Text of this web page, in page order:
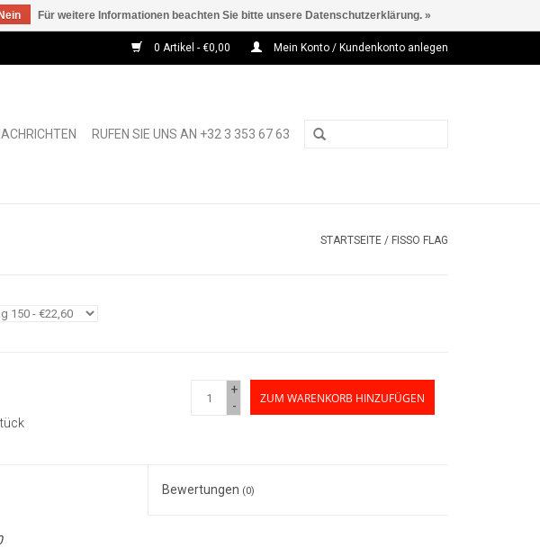
0 Artikel - €0,00 Mein Konto / Kundenkonto anlegen
RUFEN SIE UNS AN +32 3 353 67 63
STARTSEITE / FISSO FLAG
+
-
ZUM WARENKORB HINZUFÜGEN
Bewertungen (0)
Nein Für weitere Informationen beachten Sie bitte unsere Datenschutzerklärung. »